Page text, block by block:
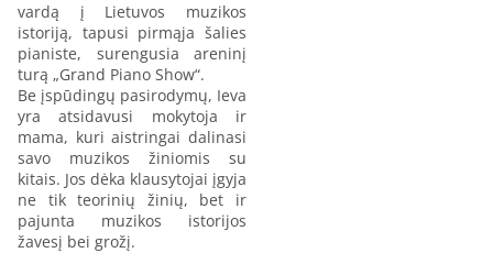
vardą į Lietuvos muzikos
istoriją, tapusi pirmąja šalies
pianiste, surengusia areninį
turą „Grand Piano Show“.
Be įspūdingų pasirodymų, Ieva
yra atsidavusi mokytoja ir
mama, kuri aistringai dalinasi
savo muzikos žiniomis su
kitais. Jos dėka klausytojai įgyja
ne tik teorinių žinių, bet ir
pajunta muzikos istorijos
žavesį bei grožį.